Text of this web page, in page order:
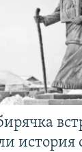
история